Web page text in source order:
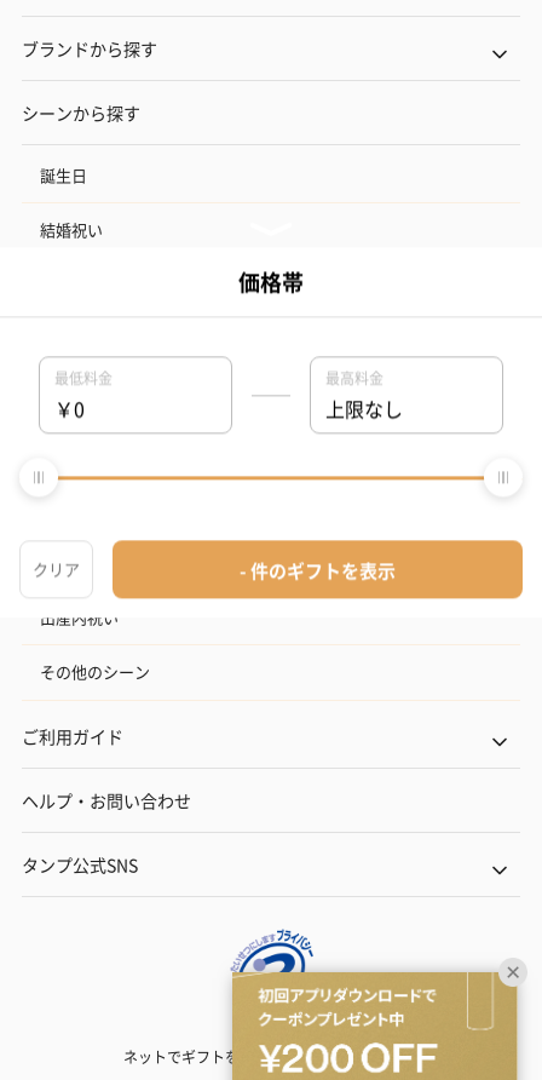
ブランドから探す
シーンから探す
誕生日
結婚祝い
記念日
結婚内祝い
出産内祝い
その他のシーン
ご利用ガイド
ヘルプ・お問い合わせ
タンプ公式SNS
ネットでギフトを贈るなら | TANP（タンプ）